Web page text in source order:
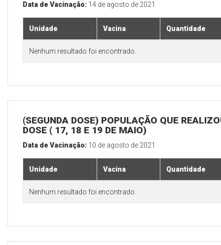
Data de Vacinação: 14 de agosto de 2021
Unidade Vacina Quantidade
Nenhum resultado foi encontrado.
(SEGUNDA DOSE) POPULAÇÃO QUE
DOSE ( 17, 18 E 19 DE MAIO)
Data de Vacinação: 10 de agosto de 2021
Unidade Vacina Quantidade
Nenhum resultado foi encontrado.